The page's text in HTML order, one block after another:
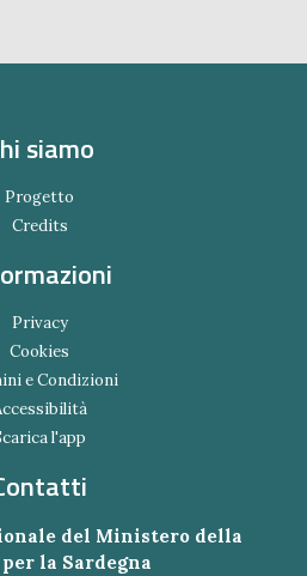
siamo
Progetto
Credits
Privacy
Cookies
e Condizioni
l'app
del Ministero della
la Sardegna